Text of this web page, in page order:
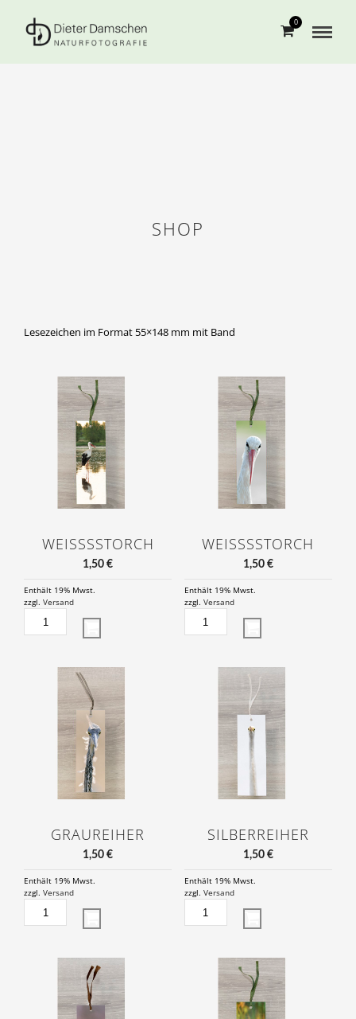
0
SHOP
Lesezeichen im Format 55×148 mm mit Band
WEISSSSTORCH
1,50€
Enthält 19% Mwst.
zzgl. Versand
WEISSSSTORCH M
ENGE
WEISSSSTORCH
1,50 €
Enthält 19% Mwst.
zzgl. Versand
WEISSSSTORCH M
ENGE
GRAUREIHER
1,50€
Enthält 19% Mwst.
zzgl. Versand
GRAUREIHER
MENGE
SILBERREIHER
1,50 €
Enthält 19% Mwst.
zzgl. Versand
SILBERREIHER
MENGE